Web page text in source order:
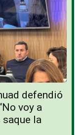
defendió
voy a
la